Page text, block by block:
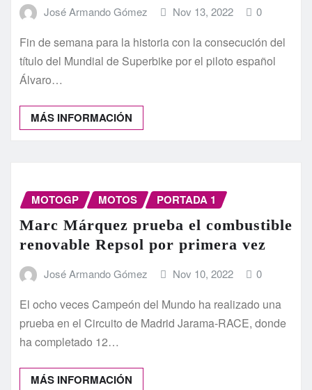
José Armando Gómez Nov 13, 2022 0
Fin de semana para la historia con la consecución del
título del Mundial de Superbike por el piloto español
Álvaro…
MÁS INFORMACIÓN
MOTOGP MOTOS PORTADA 1
Marc Márquez prueba el combustible
renovable Repsol por primera vez
José Armando Gómez Nov 10, 2022 0
El ocho veces Campeón del Mundo ha realizado una
prueba en el Circuito de Madrid Jarama-RACE, donde
ha completado 12…
MÁS INFORMACIÓN